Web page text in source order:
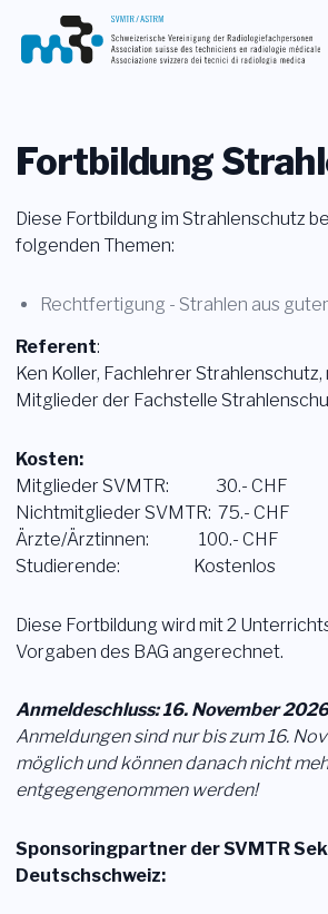
Aktuelles
Mitglieder
DE
Suche
Shop
Login
Fortbildung
Diese Fortbildung im Strahlenschutz
folgenden Themen:
Rechtfertigung - Strahlen aus
Referent:
Ken Koller, Fachlehrer Strahlenschutz,
Mitglieder der Fachstelle
Kosten:
Mitglieder SVMTR: 30.- CHF
Nichtmitglieder SVMTR: 75.- CHF
Ärzte/Ärztinnen: 100.- CHF
Studierende: Kostenlos
Diese Fortbildung wird mit 2
Vorgaben des BAG angerechnet.
Anmeldeschluss: 16. November
Anmeldungen sind nur bis zum 16.
möglich und können danach nicht
entgegengenommen werden!
Sponsoringpartner der SVMTR
Deutschschweiz: